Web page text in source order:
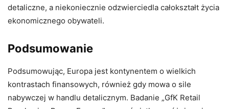
detaliczne, a niekoniecznie odzwierciedla całokształt życia
ekonomicznego obywateli.
Podsumowanie
Podsumowując, Europa jest kontynentem o wielkich
kontrastach finansowych, również gdy mowa o sile
nabywczej w handlu detalicznym. Badanie „GfK Retail